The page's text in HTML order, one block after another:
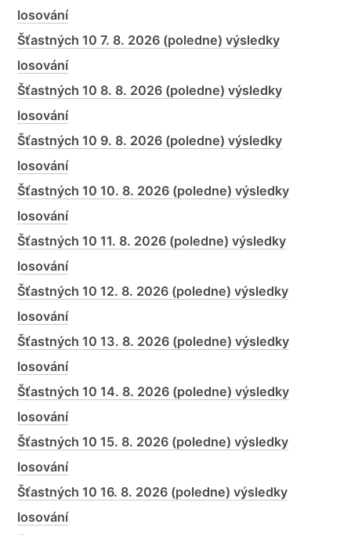
losování
Šťastných 10 7. 8. 2026 (poledne) výsledky
losování
Šťastných 10 8. 8. 2026 (poledne) výsledky
losování
Šťastných 10 9. 8. 2026 (poledne) výsledky
losování
Šťastných 10 10. 8. 2026 (poledne) výsledky
losování
Šťastných 10 11. 8. 2026 (poledne) výsledky
losování
Šťastných 10 12. 8. 2026 (poledne) výsledky
losování
Šťastných 10 13. 8. 2026 (poledne) výsledky
losování
Šťastných 10 14. 8. 2026 (poledne) výsledky
losování
Šťastných 10 15. 8. 2026 (poledne) výsledky
losování
Šťastných 10 16. 8. 2026 (poledne) výsledky
losování